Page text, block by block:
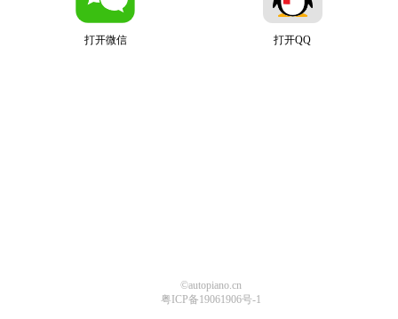
打开微信 打开QQ
©autopiano.cn
粤ICP备19061906号-1